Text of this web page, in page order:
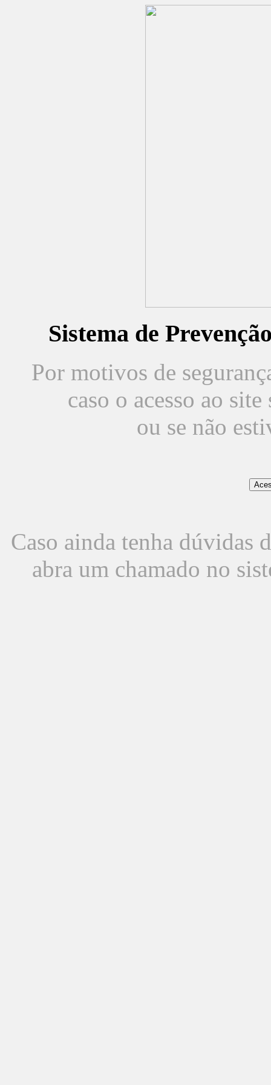
Sistema de
Por motivos de
caso o acesso ao
ou se não
Caso ainda tenha dúvidas
abra um chamado no